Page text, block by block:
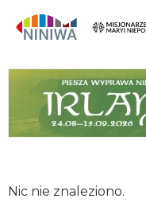
WYDARZENIA
O NAS
NINIWA TEAM
Nic nie znaleziono.